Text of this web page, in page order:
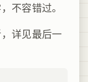
不容错过。
详见最后一